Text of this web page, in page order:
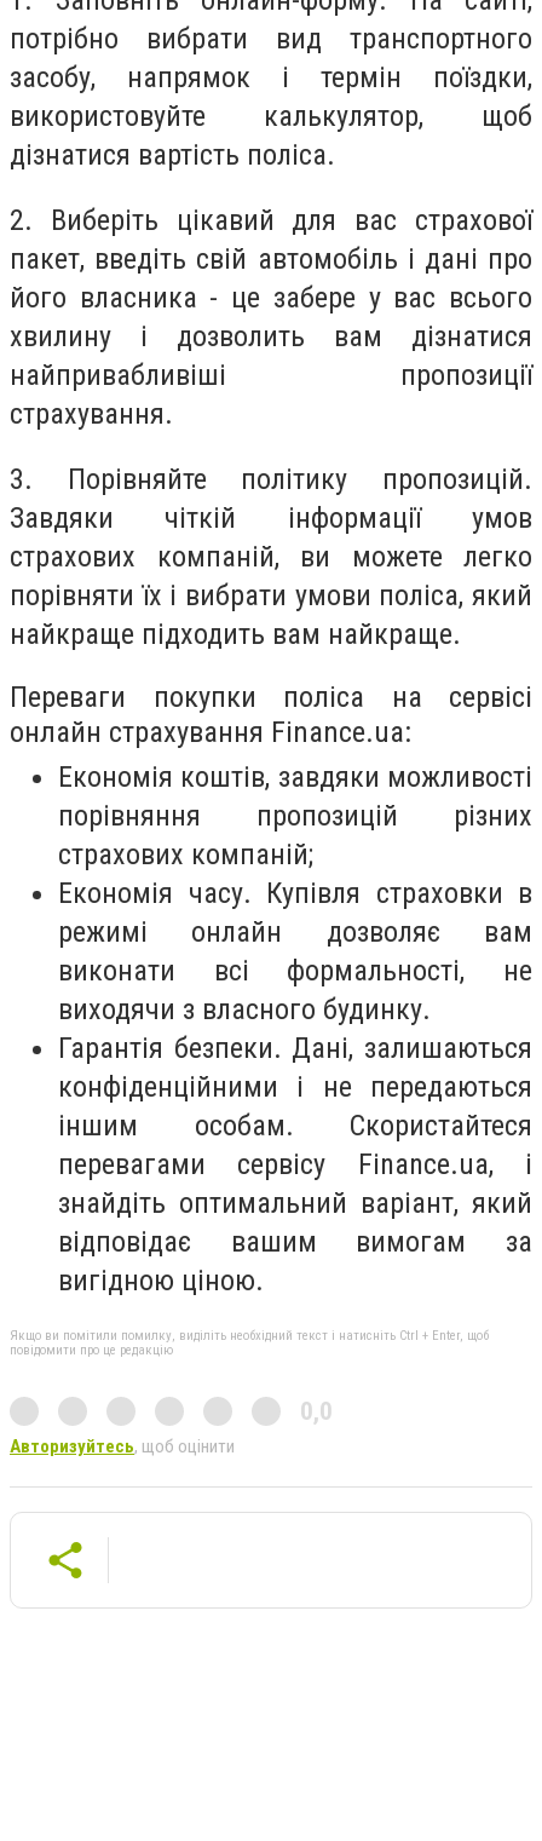
потрібно вибрати вид транспортного
засобу, напрямок і термін поїздки,
використовуйте калькулятор, щоб
дізнатися вартість поліса.
2. Виберіть цікавий для вас страхової
пакет, введіть свій автомобіль і дані про
його власника - це забере у вас всього
хвилину і дозволить вам дізнатися
найпривабливіші пропозиції
страхування.
3. Порівняйте політику пропозицій.
Завдяки чіткій інформації умов
страхових компаній, ви можете легко
порівняти їх і вибрати умови поліса, який
найкраще підходить вам найкраще.
Переваги покупки поліса на сервісі
онлайн страхування Finance.ua:
Економія коштів, завдяки можливості
порівняння пропозицій різних
страхових компаній;
Економія часу. Купівля страховки в
режимі онлайн дозволяє вам
виконати всі формальності, не
виходячи з власного будинку.
Гарантія безпеки. Дані, залишаються
конфіденційними і не передаються
іншим особам. Скористайтеся
перевагами сервісу Finance.ua, і
знайдіть оптимальний варіант, який
відповідає вашим вимогам за
вигідною ціною.
Якщо ви помітили помилку, виділіть необхідний текст і натисніть Ctrl + Enter, щоб
повідомити про це редакцію
0,0
Авторизуйтесь, щоб оцінити